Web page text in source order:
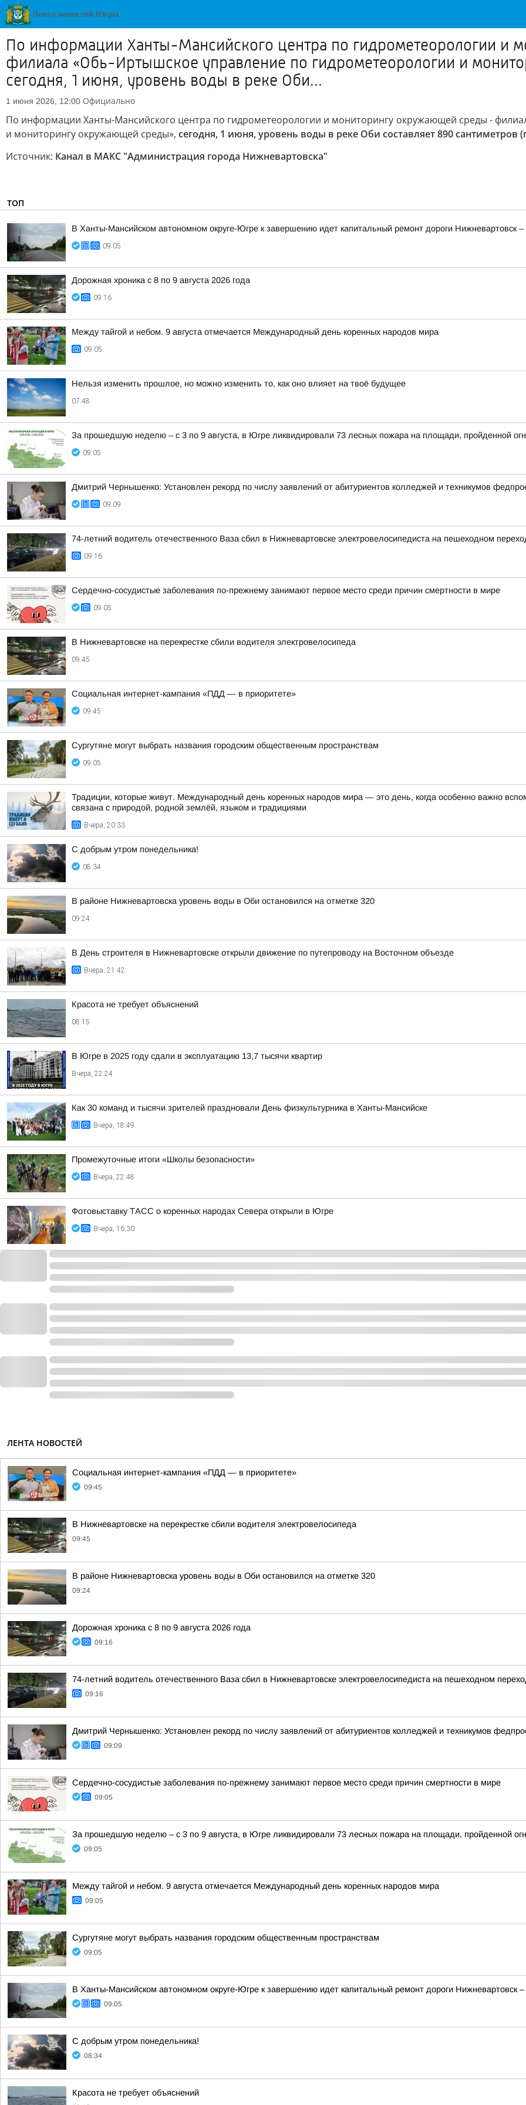
По информации Ханты-Мансийского центра по гидрометеорологии и
филиала «Обь-Иртышское управление по гидрометеорологии и
сегодня, 1 июня, уровень воды в реке Оби...
1 июня 2026, 12:00 Официально
По информации Ханты-Мансийского центра по гидрометеорологии и мониторингу окружающей среды -
и мониторингу окружающей среды», сегодня, 1 июня, уровень воды в реке Оби составляет 890
Источник: Канал в МАКС "Администрация города Нижневартовска"
ТОП
В Ханты-Мансийском автономном округе-Югре к завершению идет капитальный ремонт дороги Нижневартовск
09:05
Дорожная хроника с 8 по 9 августа 2026 года
09:16
Между тайгой и небом. 9 августа отмечается Международный день коренных народов мира
09:05
Нельзя изменить прошлое, но можно изменить то, как оно влияет на твоё будущее
07:48
За прошедшую неделю – с 3 по 9 августа, в Югре ликвидировали 73 лесных пожара на площади, пройденной
09:05
Дмитрий Чернышенко: Установлен рекорд по числу заявлений от абитуриентов колледжей и техникумов
09:09
74-летний водитель отечественного Ваза сбил в Нижневартовске электровелосипедиста на пешеходном
09:16
Сердечно-сосудистые заболевания по-прежнему занимают первое место среди причин смертности в мире
09:05
В Нижневартовске на перекрестке сбили водителя электровелосипеда
09:45
Социальная интернет-кампания «ПДД — в приоритете»
09:45
Сургутяне могут выбрать названия городским общественным пространствам
09:05
Традиции, которые живут. Международный день коренных народов мира — это день, когда особенно важно
связана с природой, родной землёй, языком и традициями
Вчера, 20:33
С добрым утром понедельника!
08:34
В районе Нижневартовска уровень воды в Оби остановился на отметке 320
09:24
В День строителя в Нижневартовске открыли движение по путепроводу на Восточном объезде
Вчера, 21:42
Красота не требует объяснений
08:15
В Югре в 2025 году сдали в эксплуатацию 13,7 тысячи квартир
Вчера, 22:24
Как 30 команд и тысячи зрителей праздновали День физкультурника в Ханты-Мансийске
Вчера, 18:49
Промежуточные итоги «Школы безопасности»
Вчера, 22:48
Фотовыставку ТАСС о коренных народах Севера открыли в Югре
Вчера, 16:30
ЛЕНТА НОВОСТЕЙ
Социальная интернет-кампания «ПДД — в приоритете»
09:45
В Нижневартовске на перекрестке сбили водителя электровелосипеда
09:45
В районе Нижневартовска уровень воды в Оби остановился на отметке 320
09:24
Дорожная хроника с 8 по 9 августа 2026 года
09:16
74-летний водитель отечественного Ваза сбил в Нижневартовске электровелосипедиста на пешеходном
09:16
Дмитрий Чернышенко: Установлен рекорд по числу заявлений от абитуриентов колледжей и техникумов
09:09
Сердечно-сосудистые заболевания по-прежнему занимают первое место среди причин смертности в мире
09:05
За прошедшую неделю – с 3 по 9 августа, в Югре ликвидировали 73 лесных пожара на площади, пройденной
09:05
Между тайгой и небом. 9 августа отмечается Международный день коренных народов мира
09:05
Сургутяне могут выбрать названия городским общественным пространствам
09:05
В Ханты-Мансийском автономном округе-Югре к завершению идет капитальный ремонт дороги Нижневартовск
09:05
С добрым утром понедельника!
08:34
Красота не требует объяснений